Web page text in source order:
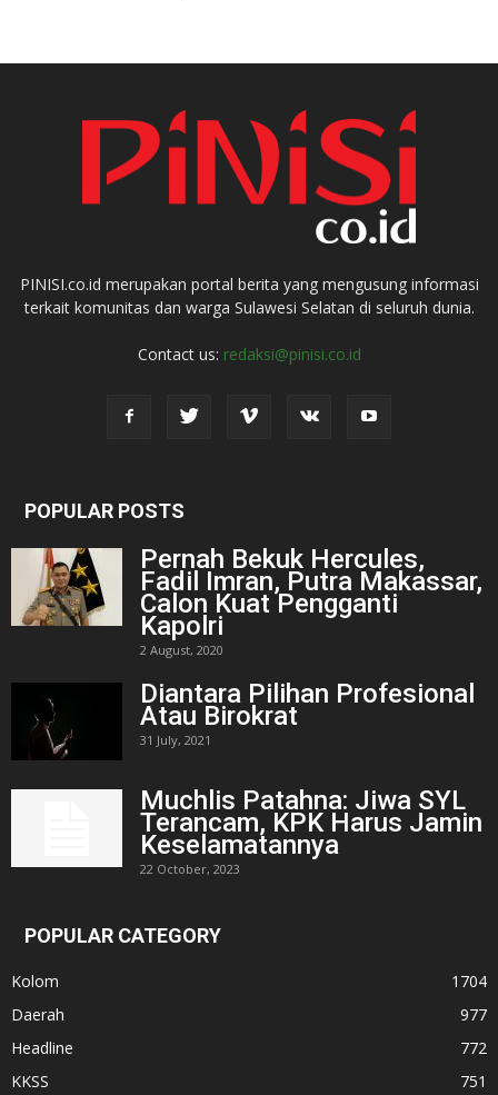
PINISI.co.id merupakan portal berita yang mengusung informasi
terkait komunitas dan warga Sulawesi Selatan di seluruh dunia.
Contact us: redaksi@pinisi.co.id
POPULAR POSTS
Pernah Bekuk Hercules,
Fadil Imran, Putra Makassar,
Calon Kuat Pengganti
Kapolri
2 August, 2020
Diantara Pilihan Profesional
Atau Birokrat
31 July, 2021
Muchlis Patahna: Jiwa SYL
Terancam, KPK Harus Jamin
Keselamatannya
22 October, 2023
POPULAR CATEGORY
Kolom
1704
Daerah
977
Headline
772
KKSS
751